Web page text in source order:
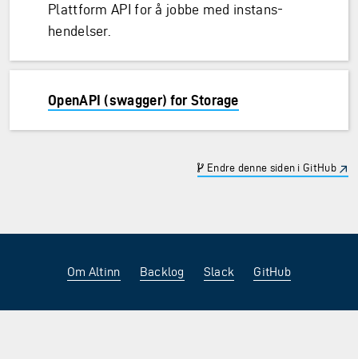
Plattform API for å jobbe med instans-
hendelser.
OpenAPI (swagger) for Storage
Endre denne siden i GitHub
Om Altinn Backlog Slack GitHub